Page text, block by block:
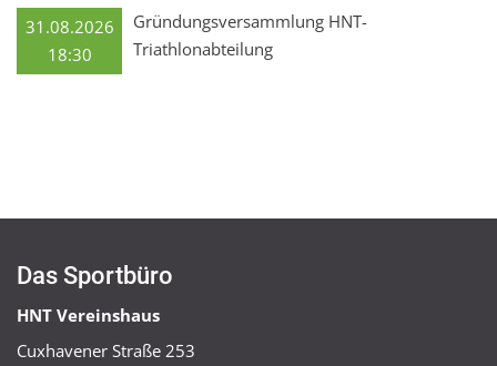
31.08.2026
18:30
Gründungsversammlung HNT-
Triathlonabteilung
Das Sportbüro
HNT Vereinshaus
Cuxhavener Straße 253